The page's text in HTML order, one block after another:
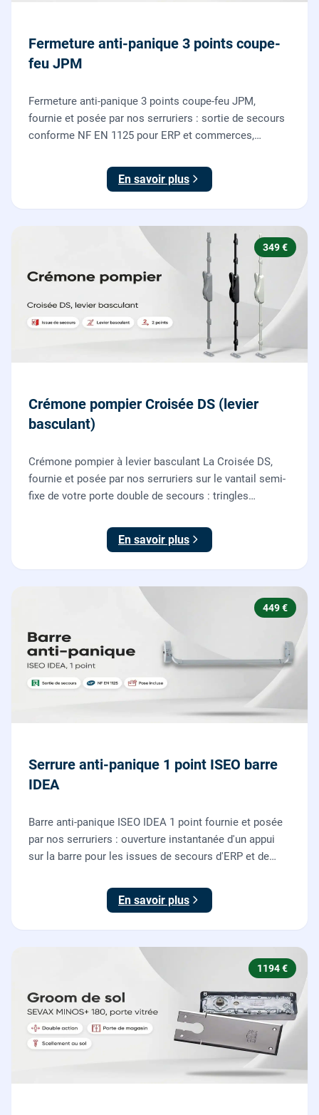
Fermeture anti-panique 3 points coupe-
feu JPM
Fermeture anti-panique 3 points coupe-feu JPM,
fournie et posée par nos serruriers : sortie de secours
conforme NF EN 1125 pour ERP et commerces,
En savoir plus
349 €
Crémone pompier Croisée DS (levier
basculant)
Crémone pompier à levier basculant La Croisée DS,
fournie et posée par nos serruriers sur le vantail semi-
fixe de votre porte double de secours : tringles
En savoir plus
449 €
Serrure anti-panique 1 point ISEO barre
IDEA
Barre anti-panique ISEO IDEA 1 point fournie et posée
par nos serruriers : ouverture instantanée d'un appui
sur la barre pour les issues de secours d'ERP et de
En savoir plus
1194 €